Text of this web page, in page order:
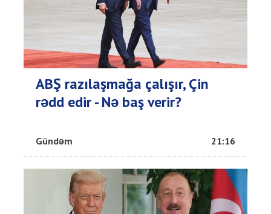
ABŞ razılaşmağa çalışır, Çin
rədd edir - Nə baş verir?
Gündəm 21:16